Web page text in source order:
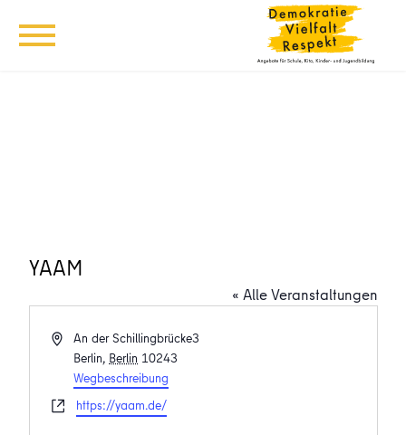
YAAM
« Alle Veranstaltungen
AdresseAn der Schillingbrücke3
Berlin, Berlin 10243
Wegbeschreibung
Webseitehttps://yaam.de/